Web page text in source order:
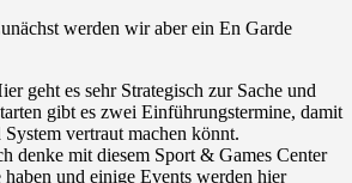
werden wir aber ein En Garde
geht es sehr Strategisch zur Sache und
gibt es zwei Einführungstermine, damit
vertraut machen könnt.
denke mit diesem Sport & Games Center
und einige Events werden hier